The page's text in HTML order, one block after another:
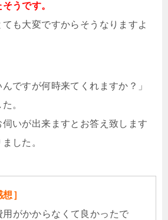
うです。
も大変ですからそうなりますよ
んですが何時来てくれますか？」
。
伺いが出来ますとお答え致します
した。
］
用がかからなくて良かったで